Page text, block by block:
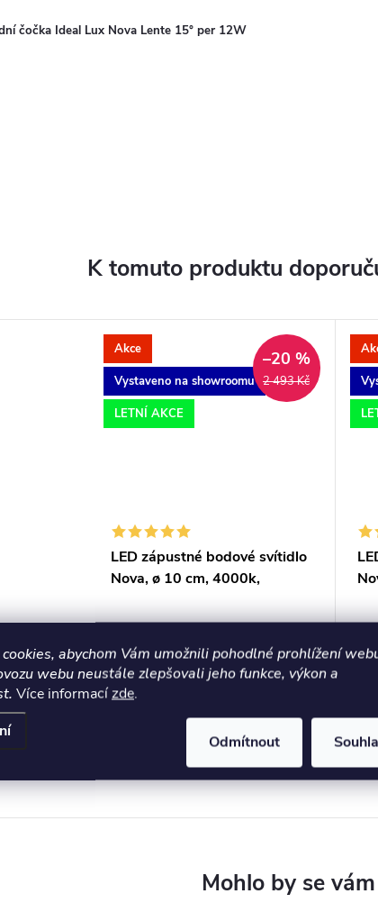
abychom Vám umožnili pohodlné prohlížení
webu neustále zlepšovali jeho funkce, výkon a
Více informacízde.
Odmítnout
čočka Ideal Lux Nova Lente 15° per 12W
K tomuto produktu
Akce
Vystaveno na showroomu
LETNÍ AKCE
2 493 Kč
–20 %
LED zápustné bodové svítidlo
Nova, ø 10 cm, 4000k,
1 994,40 Kč
Dostupnost 14 až
21 dní
ZOBRAZIT
1
1